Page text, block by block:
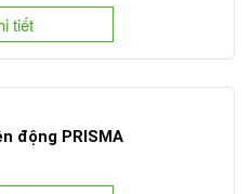
tiết
động PRISMA